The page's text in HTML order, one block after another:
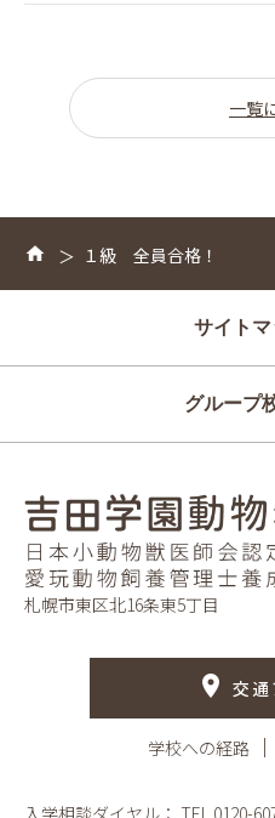
一覧
１級 全員合格！
サイト
グループ
札幌市東区北16条東5丁目
交通
学校への経路